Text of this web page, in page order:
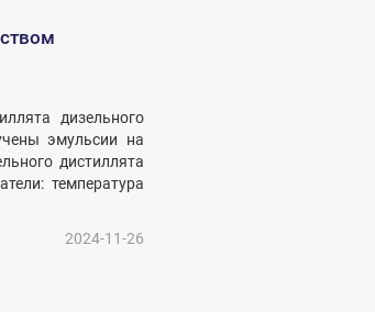
дизельного
эмульсии на
дистиллята
температура
2024-11-26